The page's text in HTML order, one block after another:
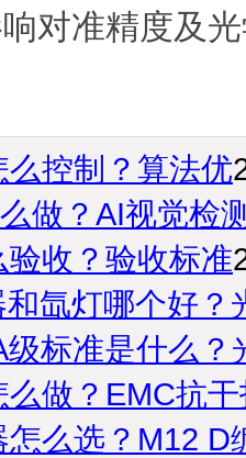
对准精度及
控制？算法优
做？AI视觉检
收？验收标准
氙灯哪个好？
标准是什么？
做？EMC抗
么选？M12 D